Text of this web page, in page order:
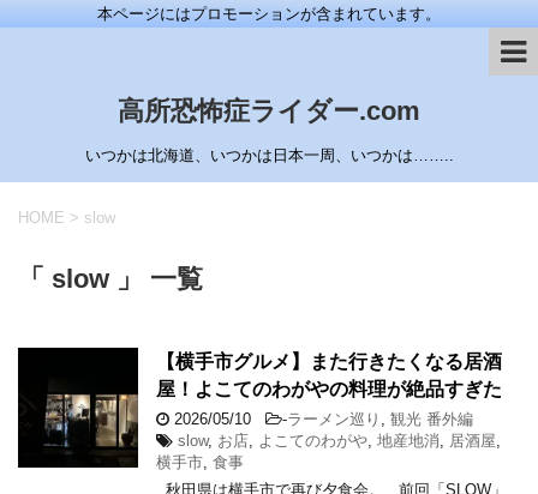
本ページにはプロモーションが含まれています。
高所恐怖症ライダー.com
いつかは北海道、いつかは日本一周、いつかは……..
HOME > slow
「 slow 」 一覧
【横手市グルメ】また行きたくなる居酒
屋！よこてのわがやの料理が絶品すぎた
2026/05/10 -ラーメン巡り
観光 番外編
slow, お店 よこてのわがや 地産地消 居酒屋
横手市 食事
秋田県は横手市で再び夕食会。 前回「SLOW」